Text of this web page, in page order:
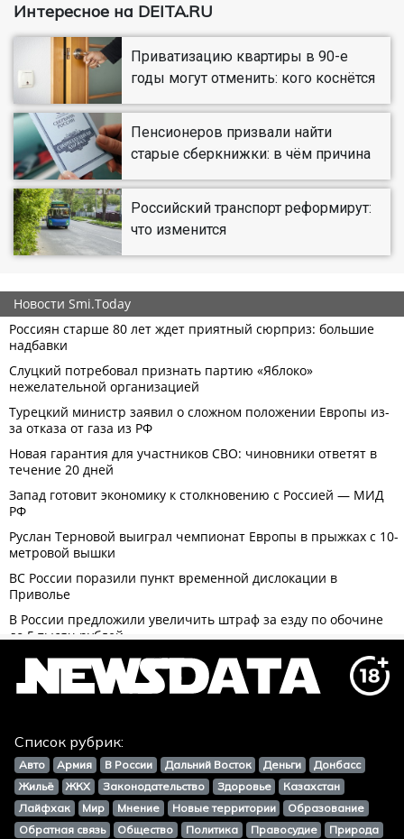
Интересное на DEITA.RU
Приватизацию квартиры в 90-е
годы могут отменить: кого коснётся
Пенсионеров призвали найти
старые сберкнижки: в чём причина
Российский транспорт реформирут:
что изменится
Список рубрик:
Авто Армия В России Дальний Восток Деньги
Донбасс
Жильё
ЖКХ Законодательство Здоровье
Казахстан
Лайфхак
Мир Мнение Новые территории
Образование
Обратная связь
Общество Политика Правосудие Природа